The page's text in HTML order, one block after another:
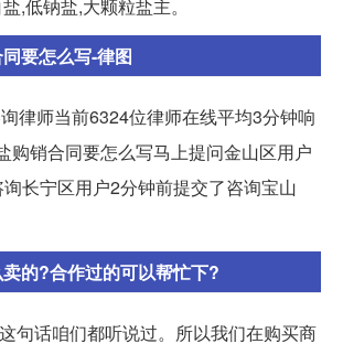
,低钠盐,大颗粒盐主。
要怎么写-律图
律师当前6324位律师在线平均3分钟响
购销合同要怎么写马上提问金山区用户
长宁区用户2分钟前提交了咨询宝山
的?合作过的可以帮忙下?
句话咱们都听说过。所以我们在购买商